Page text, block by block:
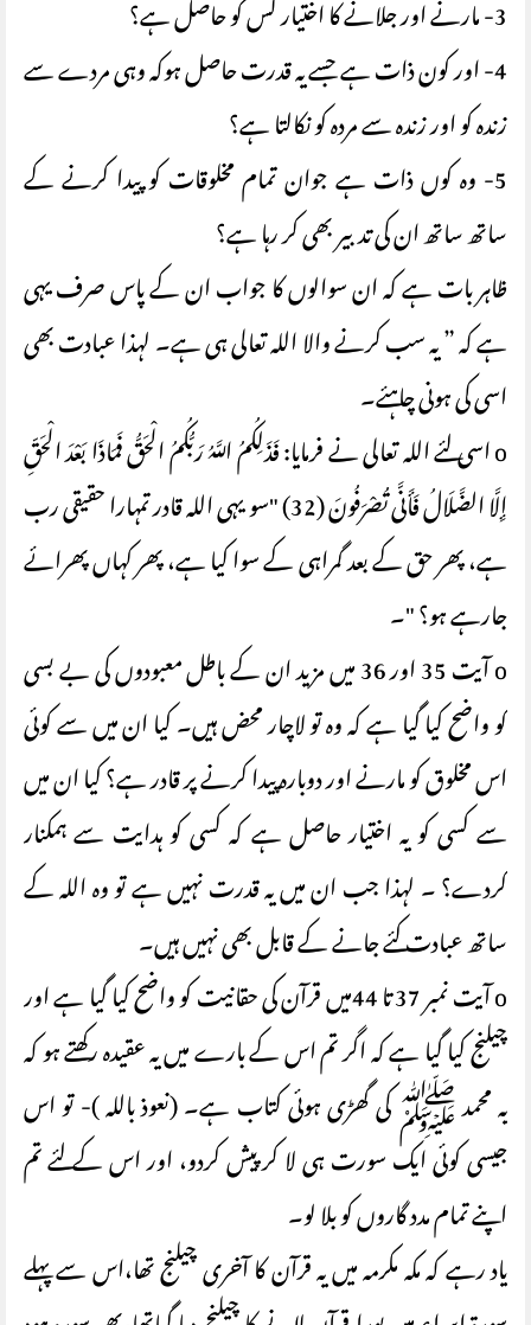
3- مارنے اور جلانے کا اختیار کس کو حاصل ہے؟
4- اور کون ذات ہے جسے یہ قدرت حاصل ہوکہ وہی مردے سے
زندہ کو اور زندہ سے مردہ کو نکالتا ہے؟
5- وہ کوں ذات ہے جوان تمام مخلوقات کو پیدا کرنے کے
ساتھ ساتھ ان کی تدبیر بھی کر رہا ہے؟
ظاہر بات ہے کہ ان سوالوں کا جواب ان کے پاس صرف یہی
ہے کہ ” یہ سب کرنے والا اللہ تعالی ہی ہے۔ لہذا عبادت بھی
اسی کی ہونی چاہئے۔
o اسی لئے اللہ تعالی نے فرمایا: فَذَلِكُمُ اللَّهُ رَبُّكُمُ الْحَقُّ فَمَاذَا بَعْدَ الْحَقِّ
إِلَّا الضَّلَالُ فَأَنَّى تُصْرَفُونَ (32) "سو یہی اللہ قادر تمہارا حقیقی رب
ہے، پھر حق کے بعد گمراہی کے سوا کیا ہے، پھر کہاں پھرائے
جارہے ہو؟ "۔
o آیت 35 اور 36 میں مزید ان کے باطل معبودوں کی بے بسی
کو واضح کیا گیا ہے کہ وہ تو لاچار محض ہیں۔ کیا ان میں سے کوئی
اس مخلوق کو مارنے اور دوبارہ پیدا کرنے پر قادر ہے؟ کیا ان میں
سے کسی کو یہ اختیار حاصل ہے کہ کسی کو ہدایت سے ہمکنار
کردے؟ ۔ لہذا جب ان میں یہ قدرت نہیں ہے تو وہ اللہ کے
ساتھ عبادت کئے جانے کے قابل بھی نہیں ہیں۔
o آیت نمبر 37 تا 44میں قرآن کی حقانیت کو واضح کیا گیا ہے اور
چیلنج کیا گیا ہے کہ اگر تم اس کے بارے میں یہ عقیدہ رکھتے ہو کہ
یہ محمد ﷺ کی گھڑی ہوئی کتاب ہے۔ (نعوذ باللہ )- تو اس
جیسی کوئی ایک سورت ہی لا کر پیش کردو، اور اس کے لئے تم
اپنے تمام مدد گاروں کو بلا لو۔
یاد رہے کہ مکہ مکرمہ میں یہ قرآن کا آخری چیلنج تھا،اس سے پہلے